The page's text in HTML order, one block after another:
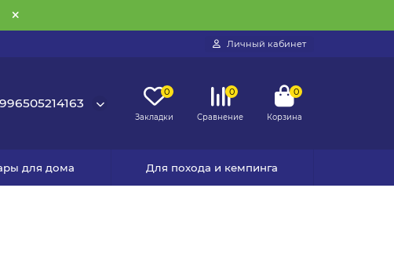
Личный кабинет
0
Закладки
0
Сравнение
0
Корзина
для дома Для похода и кемпинга